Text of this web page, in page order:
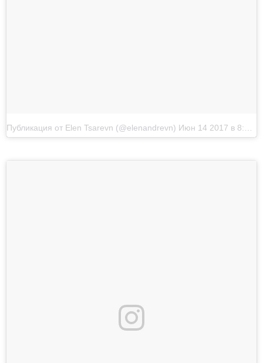
Публикация от Elen Tsarevn (@elenandrevn) Июн 14 2017 в 8:29 PDT